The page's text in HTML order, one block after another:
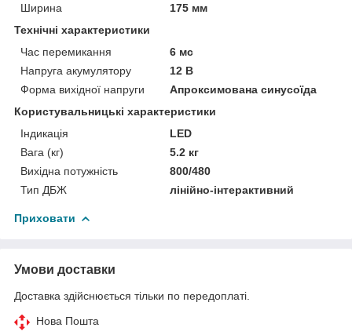
Ширина
175 мм
Технічні характеристики
Час перемикання
6 мс
Напруга акумулятору
12 В
Форма вихідної напруги
Апроксимована синусоїда
Користувальницькі характеристики
Індикація
LED
Вага (кг)
5.2 кг
Вихідна потужність
800/480
Тип ДБЖ
лінійно-інтерактивний
Приховати
Умови доставки
Доставка здійснюється тільки по передоплаті.
Нова Пошта